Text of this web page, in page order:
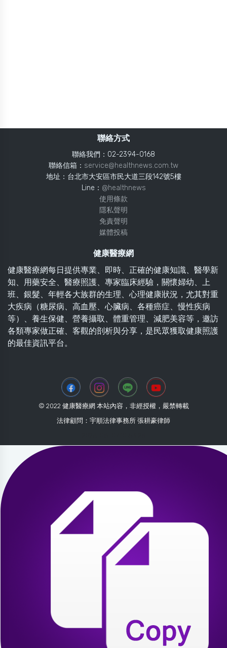
聯絡方式
聯絡我們：02-2394-0168
聯絡信箱： service@healthnews.com.tw
地址：台北市大安區市民大道三段142號5樓
Line： @healthnews
使用條款
隱私聲明
免責聲明
媒體投稿
健康醫療網
健康醫療網每日提供專業、即時、正確的健康知識、醫學新
知、用藥安全、醫療照護、專家臨床經驗，關懷婦幼、上
班、銀髮、年輕各大族群的生理、心理健康狀況，尤其對重
大疾病（糖尿病、高血壓、心臟病、各種癌症、慢性疾病
等）、養生保健、營養攝取、體重管理、減肥美容等，邀訪
各類專家做正確、客觀的剖析與分享，是民眾獲取健康照護
的最佳資訊平台。
© 2022 健康醫療網 本站內容，非經授權，嚴禁轉載
法律顧問：宇順法律事務所 張耕豪律師